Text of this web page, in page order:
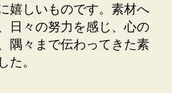
嬉しいものです。素材へ
日々の努力を感じ、心の
隅々まで伝わってきた素
た。